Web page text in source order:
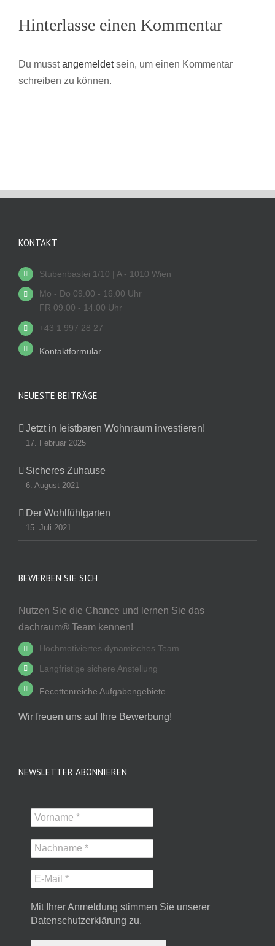
Hinterlasse einen Kommentar
Du musstangemeldetsein, um einen Kommentar
schreiben zu können.
KONTAKT
Stubenbastei 1/10 | A - 1010 Wien
Mo - Do 09.00 - 16.00 Uhr
FR 09.00 - 14.00 Uhr
+43 1 997 28 27
Kontaktformular
NEUESTE BEITRÄGE
Jetzt in leistbaren Wohnraum investieren!
17. Februar 2025
Sicheres Zuhause
6. August 2021
Der Wohlfühlgarten
15. Juli 2021
BEWERBEN SIE SICH
Nutzen Sie die Chance und lernen Sie das
dachraum® Team kennen!
Hochmotiviertes dynamisches Team
Langfristige sichere Anstellung
Fecettenreiche Aufgabengebiete
Wir freuen uns auf Ihre Bewerbung!
NEWSLETTER ABONNIEREN
Mit Ihrer Anmeldung stimmen Sie unserer
Datenschutzerklärung zu.